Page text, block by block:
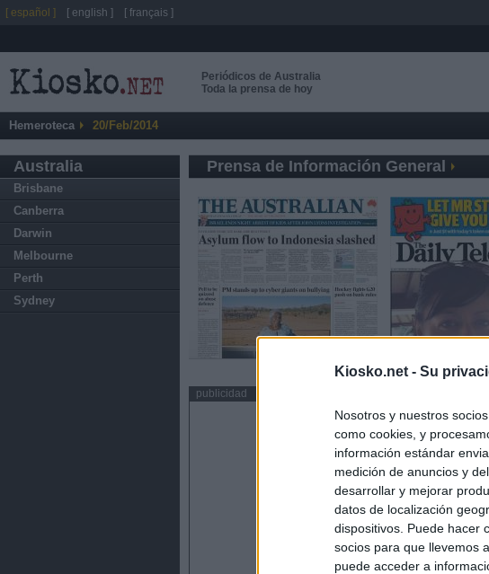
Kiosko.net - Su
Nosotros y nuestros
como cookies, y
información estándar
medición de anuncios y
desarrollar y mejorar
datos de localización
dispositivos. Puede hacer
socios para que llevemos
puede acceder a
Periódicos de Australia
Toda la prensa de hoy
Hemeroteca 20/Feb/2014
Australia
Brisbane
Canberra
Darwin
Melbourne
Perth
Sydney
Prensa de Información General
publicidad
[ español ] [ english ] [ français ]